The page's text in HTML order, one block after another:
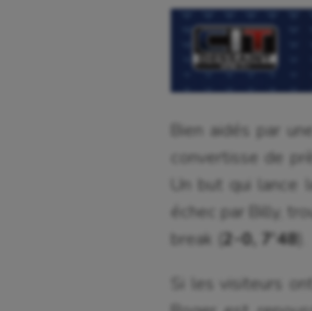
Bien aidés par
convertisse de
Un but qui
échec par Billy,
break ( 2-0, 7’48
Si les visiteurs